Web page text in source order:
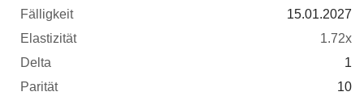
15.01.2027
1.72x
1
10